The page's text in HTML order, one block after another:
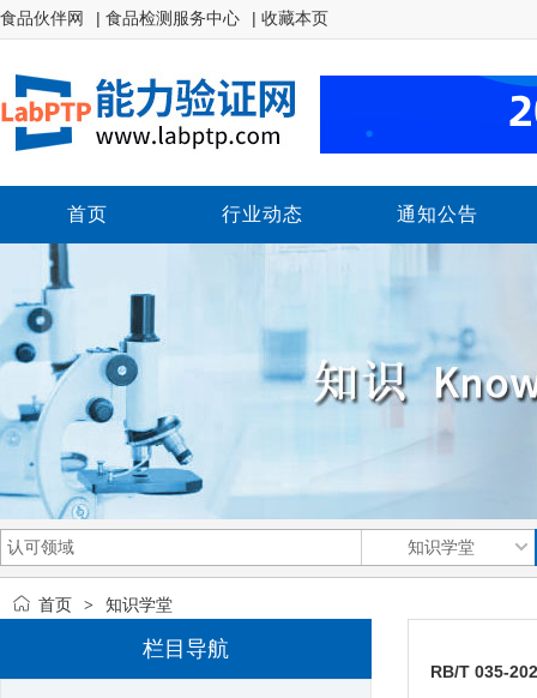
食品伙伴网 | 食品检测服务中心 | 收藏本页
首页 行业动态 通知公告
首页 > 知识学堂
RB/T 035-
栏目导航